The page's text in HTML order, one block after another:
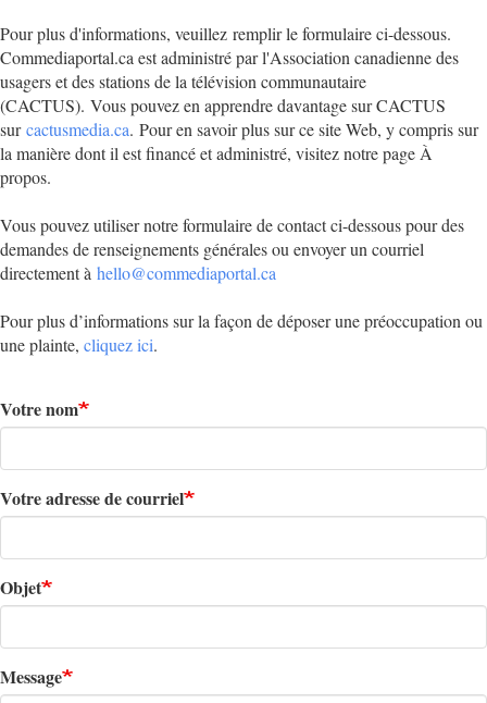
Pour plus d'informations, veuillez remplir le formulaire ci-dessous.
Commediaportal.ca est administré par l'Association canadienne des
usagers et des stations de la télévision communautaire
(CACTUS). Vous pouvez en apprendre davantage sur CACTUS
sur cactusmedia.ca. Pour en savoir plus sur ce site Web, y compris sur
la manière dont il est financé et administré, visitez notre page À
propos.
Vous pouvez utiliser notre formulaire de contact ci-dessous pour des
demandes de renseignements générales ou envoyer un courriel
directement à hello@commediaportal.ca
Pour plus d’informations sur la façon de déposer une préoccupation ou
une plainte, cliquez ici.
Votre nom
Votre adresse de courriel
Objet
Message